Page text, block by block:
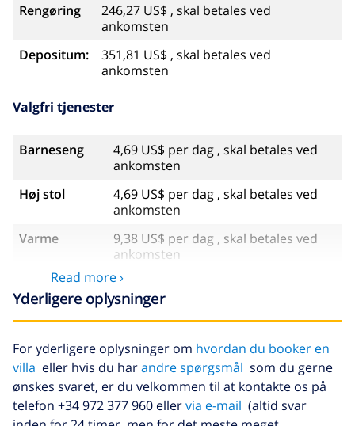
Rengøring
246,27 US$ , skal betales ved
ankomsten
Depositum:
351,81 US$ , skal betales ved
ankomsten
Valgfri tjenester
Barneseng
4,69 US$ per dag , skal betales ved
ankomsten
Høj stol
4,69 US$ per dag , skal betales ved
ankomsten
Varme
9,38 US$ per dag , skal betales ved
ankomsten
Kæledyr
46,91 US$ , skal betales ved
ankomsten
Sen ankomst
58,64 US$ , skal betales ved
ankomsten
Ekstra seng
14,07 US$ per dag , skal betales ved
ankomsten
Ekstra
17,59 US$ per person , skal betales
Read more ›
Yderligere oplysninger
For yderligere oplysninger om hvordan du booker en
villa eller hvis du harandre spørgsmål som du gerne
ønskes svaret, er du velkommen til at kontakte os på
telefon +34 972 377 960 ellervia e-mail (altid svar